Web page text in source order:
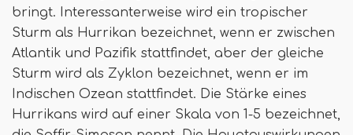
bringt. Interessanterweise wird ein tropischer
Sturm als Hurrikan bezeichnet, wenn er zwischen
Atlantik und Pazifik stattfindet, aber der gleiche
Sturm wird als Zyklon bezeichnet, wenn er im
Indischen Ozean stattfindet. Die Stärke eines
Hurrikans wird auf einer Skala von 1-5 bezeichnet,